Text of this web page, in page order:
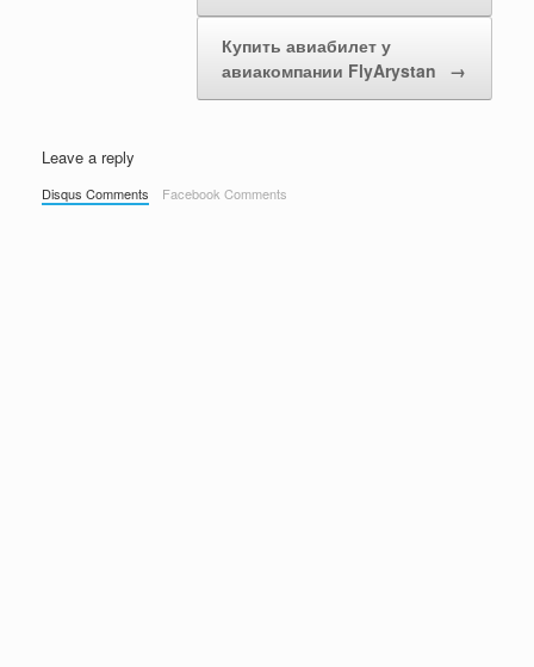
Купить авиабилет у
авиакомпании FlyArystan
→
Leave a reply
Disqus Comments Facebook Comments